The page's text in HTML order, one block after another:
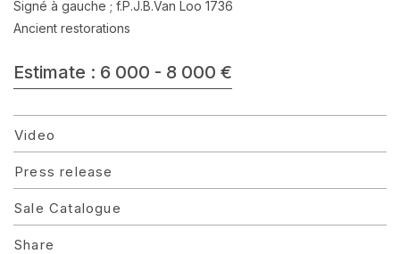
Signé à gauche ; f.P.J.B.Van Loo 1736
Ancient restorations
Estimate : 6 000 - 8 000 €
Video
Press release
Sale Catalogue
Share